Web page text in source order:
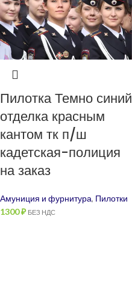
Пилотка Темно синий
отделка красным
кантом тк п/ш
кадетская-полиция
на заказ
Амуниция и фурнитура, Пилотки
1300₽ БЕЗ НДС